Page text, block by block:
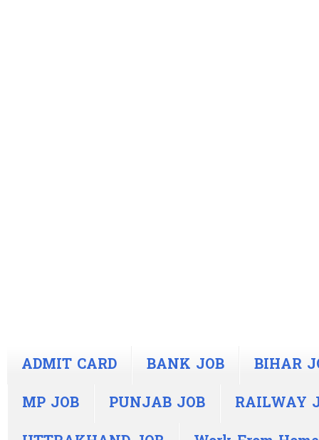
ADMIT CARD BANK JOB
BIHAR
MP JOB
PUNJAB JOB
RAILWAY